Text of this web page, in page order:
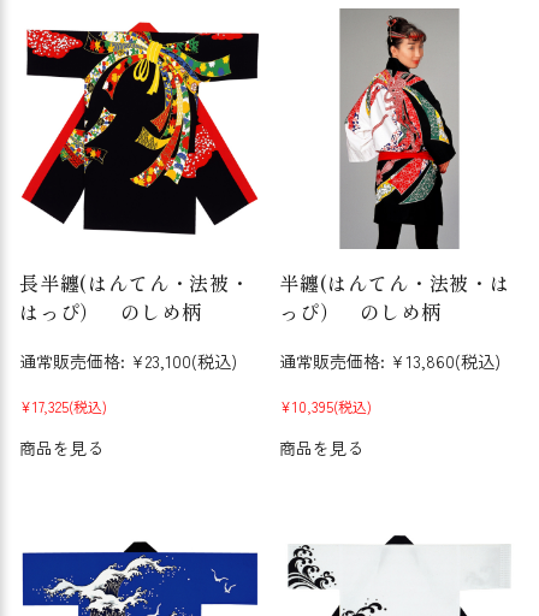
長半纏(はんてん・法被・
はっぴ） のしめ柄
通常販売価格: ¥23,100(税込)
¥17,325(税込)
商品を見る
半纏(はんてん・法被・は
っぴ） のしめ柄
通常販売価格: ¥13,860(税込)
¥10,395(税込)
商品を見る